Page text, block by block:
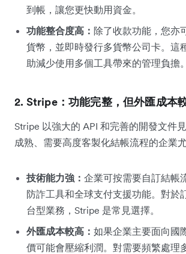
到帳，讓您更快動用資金。
功能整合度高： 除了收款功能，您亦
貨幣，並即時發行多貨幣公司卡。這
助減少使用多個工具帶來的管理負擔。
2. Stripe：功能完整，但外匯成本
Stripe 以強大的 API 和完善的開發文件
成熟、需要高度客製化結帳流程的企業尤
技術能力強： 企業可按需要自訂結帳
防詐工具和全球支付支援功能。對於
台型業務，Stripe 是常見選擇。
外匯成本較高： 如果企業主要面向國
價可能會壓縮利潤。對需要頻繁處理